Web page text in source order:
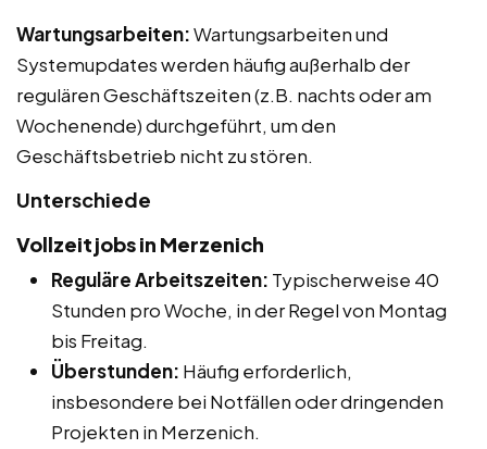
Wartungsarbeiten:Wartungsarbeiten und
Systemupdates werden häufig außerhalb der
regulären Geschäftszeiten (z.B. nachts oder am
Wochenende) durchgeführt, um den
Geschäftsbetrieb nicht zu stören.
Unterschiede
Vollzeitjobs in Merzenich
Reguläre Arbeitszeiten: Typischerweise 40
Stunden pro Woche, in der Regel von Montag
bis Freitag.
Überstunden: Häufig erforderlich,
insbesondere bei Notfällen oder dringenden
Projekten in Merzenich.